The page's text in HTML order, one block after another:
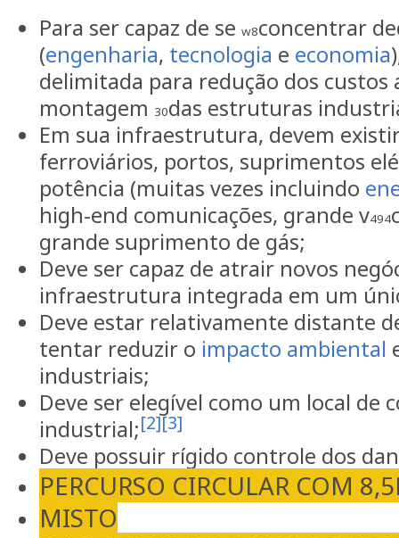
Para ser capaz de se w8concentrar
(engenharia, tecnologia e economia
delimitada para redução dos custos
montagem 30das estruturas
Em sua infraestrutura, devem
ferroviários, portos, suprimentos
potência (muitas vezes incluindo
high-end comunicações, grande v494
grande suprimento de gás;
Deve ser capaz de atrair novos
infraestrutura integrada em um
Deve estar relativamente distante
tentar reduzir o impacto ambiental
industriais;
Deve ser elegível como um local de
industrial;[2][3]
Deve possuir rígido controle dos
PERCURSO CIRCULAR COM
MISTO